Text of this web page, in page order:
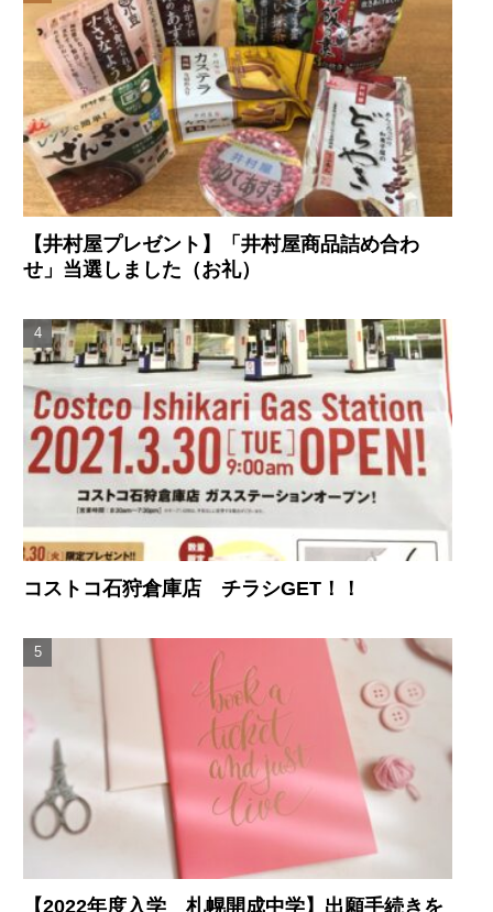
【井村屋プレゼント】「井村屋商品詰め合わ
せ」当選しました（お礼）
コストコ石狩倉庫店 チラシGET！！
【2022年度入学＿札幌開成中学】出願手続きを